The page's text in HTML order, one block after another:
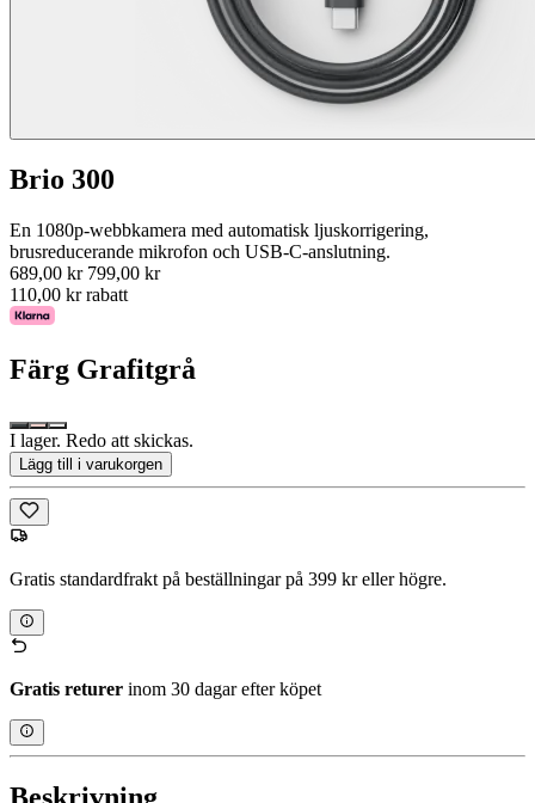
Brio 300
En 1080p-webbkamera med automatisk ljuskorrigering,
brusreducerande mikrofon och USB-C-anslutning.
689,00 kr 799,00 kr
110,00 kr rabatt
Färg Grafitgrå
I lager. Redo att skickas.
Lägg till i varukorgen
Gratis standardfrakt på beställningar på 399 kr eller högre.
Gratis returer inom 30 dagar efter köpet